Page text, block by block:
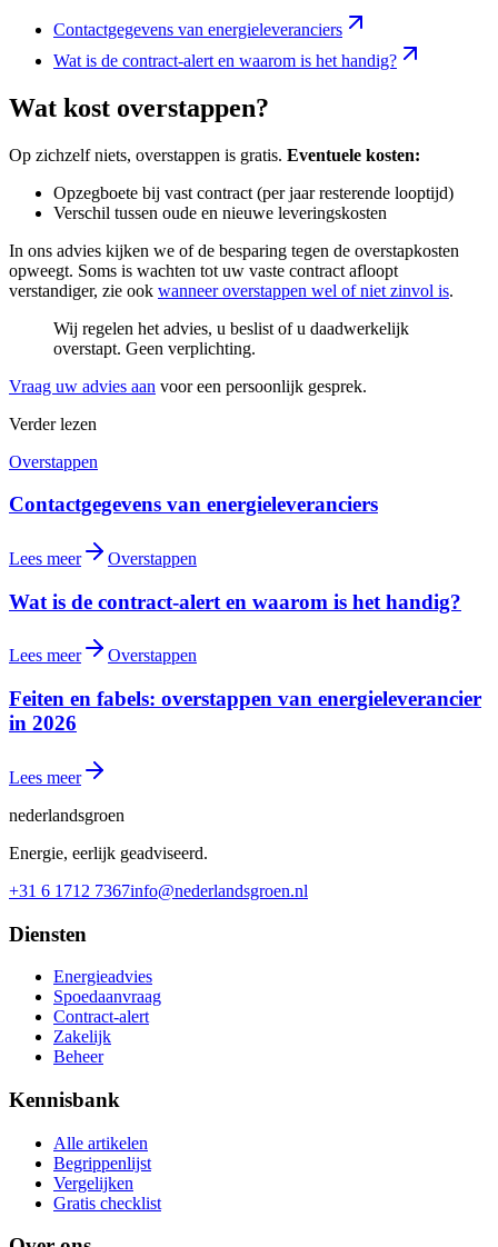
Contactgegevens van energieleveranciers
Wat is de contract-alert en waarom is het handig?
Wat kost overstappen?
Op zichzelf niets, overstappen is gratis. Eventuele kosten:
Opzegboete bij vast contract (per jaar resterende looptijd)
Verschil tussen oude en nieuwe leveringskosten
In ons advies kijken we of de besparing tegen de overstapkosten
opweegt. Soms is wachten tot uw vaste contract afloopt
verstandiger, zie ook wanneer overstappen wel of niet zinvol is.
Wij regelen het advies, u beslist of u daadwerkelijk
overstapt. Geen verplichting.
Vraag uw advies aan voor een persoonlijk gesprek.
Verder lezen
Overstappen
Contactgegevens van energieleveranciers
Lees meer Overstappen
Wat is de contract-alert en waarom is het handig?
Lees meer Overstappen
Feiten en fabels: overstappen van energieleverancier
in 2026
Lees meer
nederlandsgroen
Energie, eerlijk geadviseerd.
+31 6 1712 7367info@nederlandsgroen.nl
Diensten
Energieadvies
Spoedaanvraag
Contract-alert
Zakelijk
Beheer
Kennisbank
Alle artikelen
Begrippenlijst
Vergelijken
Gratis checklist